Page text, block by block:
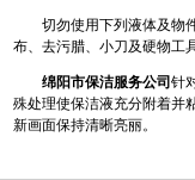
切勿使用下列液体及物件
布、去污腊、小刀及硬物工
绵阳市保洁服务公司 针
殊处理使保洁液充分附着并
新画面保持清晰亮丽。